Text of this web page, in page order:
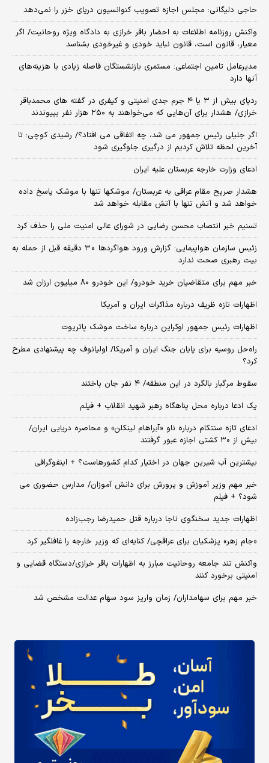
حاجی دلیگانی: مجلس اجازه تصویب کنوانسیون دریای خزر را نمی‌دهد
واکنش روزنامه اطلاعات به احضار باقر خرازی به دادگاه ویژه روحانیت/ اگر
معیار، قانون است، قانون نباید خودی و غیرخودی بشناسد
مدیرعامل تامین اجتماعی: مستمری بازنشستگان فاصله زیادی با هزینه‌های
آنها دارد
ردپای بیش از ۳ یا ۴ جرم جدی امنیتی و کیفری در گفته های محمدباقر
خرازی/ هشدار برای آن‌هایی که می‌خواهند به ۲۵۰ هزار نفر بپیوندند
اگر جلیلی رئیس جمهور می شد، چه اتفاقی می افتاد؟/ رشیدی کوچی: تا
آخرین لحظه تلاش کردیم از درگیری جلوگیری شود
ادعای وزارت خارجه عربستان علیه ایران
هشدار صریح مقام عراقی به عربستان/ موشکها تنها با موشک پاسخ داده
خواهد شد و آتش تنها با آتش مقابله خواهد شد
تسنیم خبر انتصاب محسن رضایی در شورای عالی امنیت ملی را حذف کرد
زئیس سازمان هواپیمایی: گزارش ورود هواگردها ٣٠ دقیقه قبل از حمله به
بیت رهبری صحت ندارد
خبر مهم برای متقاضیان خرید خودرو/ این خودرو ۸۰ میلیون ارزان شد
اظهارات تازه ظریف درباره مذاکرات ایران و آمریکا
اظهارات رئیس جمهور اوکراین درباره ساخت موشک پاتریوت
راه‌حل روسیه برای پایان جنگ ایران و آمریکا/ اولیانوف چه پیشنهادی مطرح
کرد؟
سقوط مرگبار بالگرد در این منطقه/ ۴ نفر جان باختند
یک ادعا درباره محل پناهگاه‌ رهبر شهید انقلاب + فیلم
ادعای تازه سنتکام درباره ناو «آبراهام لینکلن» و محاصره دریایی ایران/
بیش از ۳۰ کشتی اجازه عبور گرفتند
بیشترین آب شیرین جهان در اختیار کدام کشورهاست؟ + اینفوگرافی
خبر مهم وزیر آموزش و پرورش برای دانش آموزان/ مدارس حضوری می
شود؟ + فیلم
اظهارات جدید سخنگوی ناجا درباره قتل حمیدرضا رجب‌زاده
«جام زهر» پزشکیان برای عراقچی/ کنایه‌ای که وزیر خارجه را غافلگیر کرد
واکنش تند جامعه روحانیت مبارز به اظهارات باقر خرازی/دستگاه قضایی و
امنیتی برخورد کنند
خبر مهم برای سهامداران/ زمان واریز سود سهام عدالت مشخص شد